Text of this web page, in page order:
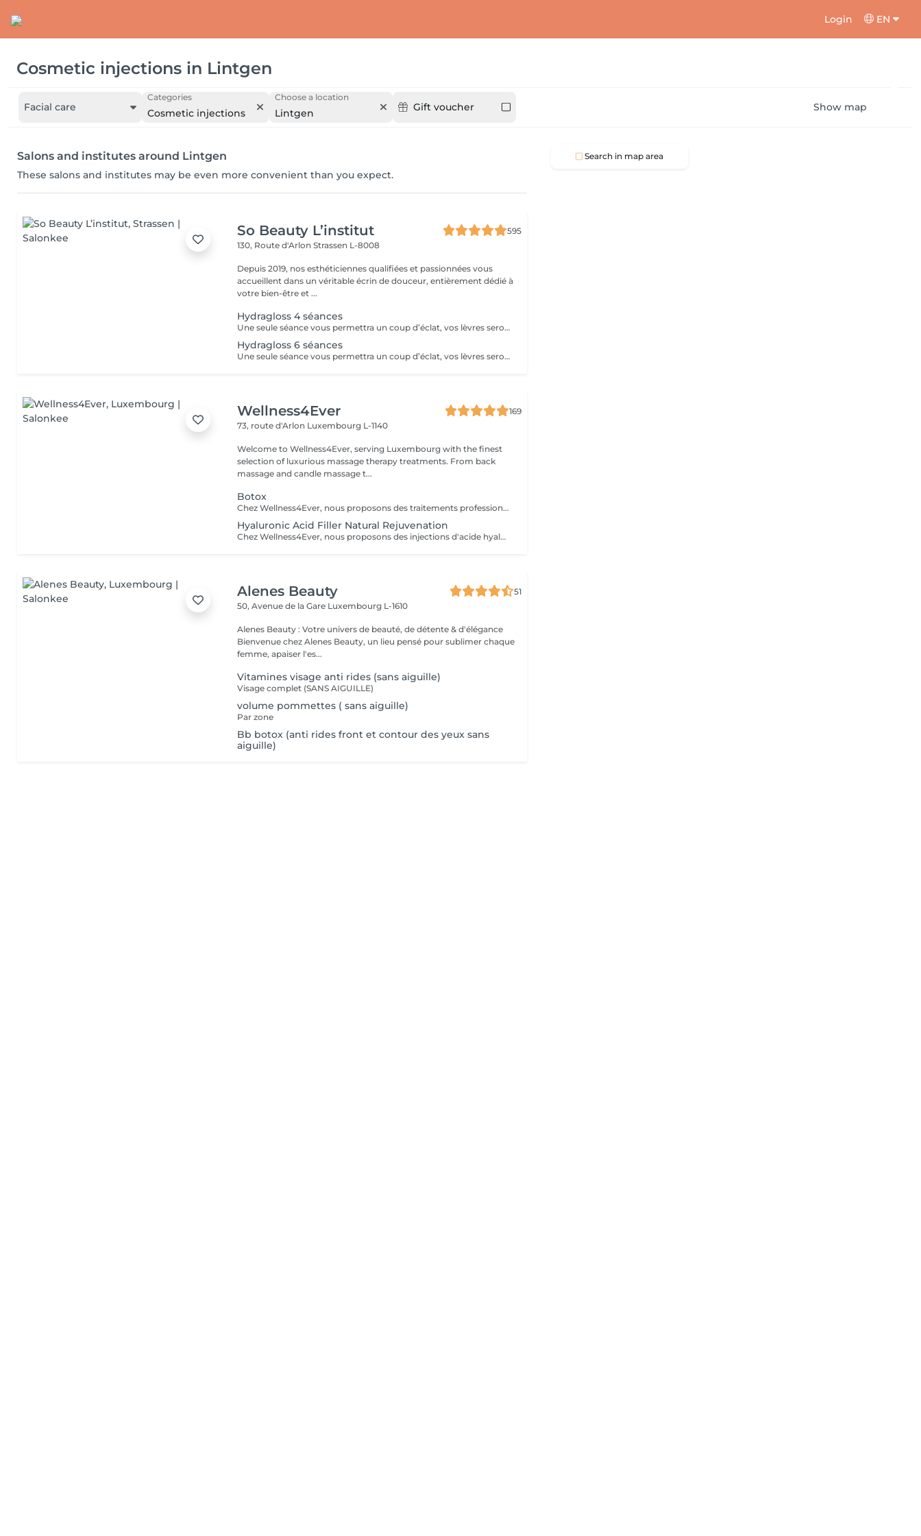
Login EN
Cosmetic injections in Lintgen
Facial care
Categories
Cosmetic injections
Choose a location
Lintgen Gift voucher Show map
Salons and institutes around Lintgen
These salons and institutes may be even more convenient than you expect.
So Beauty L’institut
595
130, Route d'ArlonStrassen L-8008
Depuis 2019, nos esthéticiennes qualifiées et passionnées vous
accueillent dans un véritable écrin de douceur, entièrement dédié à
votre bien-être et ...
Hydragloss 4 séances
Une seule séance vous permettra un coup d’éclat, vos lèvres seront plus confortables, plus lisses, repulpées avec un peu plus de volume. Pour un résultat durable, l’idéal est de faire ce soin sous forme de cure de 4 à 10 séances. Vos lèvres seront hydratées, libérées de l’inconfort de la sécheresse.
Hydragloss 6 séances
Une seule séance vous permettra un coup d’éclat, vos lèvres seront plus confortables, plus lisses, repulpées avec un peu plus de volume. Pour un résultat durable, l’idéal est de faire ce soin sous forme de cure de 4 à 10 séances.
Wellness4Ever
169
73, route d'Arlon Luxembourg L-1140
Welcome to Wellness4Ever, serving Luxembourg with the finest
selection of luxurious massage therapy treatments. From back
massage and candle massage t...
Botox
Chez Wellness4Ever, nous proposons des traitements professionnels de Botox, exclusivement réalisés par un médecin spécialisé afin de garantir une expertise et une prise en charge optimale. Nos séances de Botox permettent de lisser les rides du front, les pattes d'oie et les rides du lion, offrant un résultat naturel qui sublime votre visage. L'intervention est rapide, nécessite peu de temps de récupération et est effectuée avec précision.
Hyaluronic Acid Filler Natural Rejuvenation
Chez Wellness4Ever, nous proposons des injections d'acide hyaluronique (fillers), réalisées exclusivement par un médecin spécialisé afin de restaurer les volumes, lisser les rides et sublimer les contours du visage. Ce traitement non chirurgical permet de rajeunir efficacement les lèvres, les pommettes, les sillons nasogéniens et l'ovale du visage, offrant un résultat naturel et harmonieux. La procédure est rapide, peu invasive et procure une amélioration immédiate et durable.
Alenes Beauty
51
50, Avenue de la Gare Luxembourg L-1610
Alenes Beauty : Votre univers de beauté, de détente & d'élégance
Bienvenue chez Alenes Beauty, un lieu pensé pour sublimer chaque
femme, apaiser l'es...
Vitamines visage anti rides (sans aiguille)
Visage complet (SANS AIGUILLE)
volume pommettes ( sans aiguille)
Par zone
Bb botox (anti rides front et contour des yeux sans
aiguille)
Search in map area